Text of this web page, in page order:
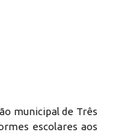
municipal de Três
escolares aos